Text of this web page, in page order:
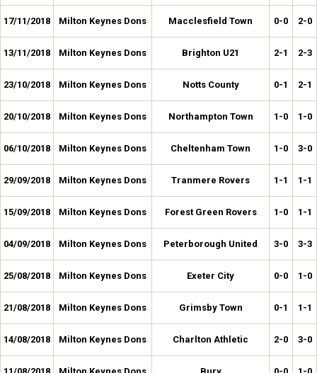
17/11/2018 Milton Keynes Dons Macclesfield Town 0-0 2-0
13/11/2018 Milton Keynes Dons Brighton U21 2-1 2-3
23/10/2018 Milton Keynes Dons Notts County 0-1 2-1
20/10/2018 Milton Keynes Dons Northampton Town 1-0 1-0
06/10/2018 Milton Keynes Dons Cheltenham Town 1-0 3-0
29/09/2018 Milton Keynes Dons Tranmere Rovers 1-1 1-1
15/09/2018 Milton Keynes Dons Forest Green Rovers 1-0 1-1
04/09/2018 Milton Keynes Dons Peterborough United 3-0 3-3
25/08/2018 Milton Keynes Dons Exeter City 0-0 1-0
21/08/2018 Milton Keynes Dons Grimsby Town 0-1 1-1
14/08/2018 Milton Keynes Dons Charlton Athletic 2-0 3-0